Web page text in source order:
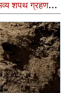
भव्य शपथ ग्रहण